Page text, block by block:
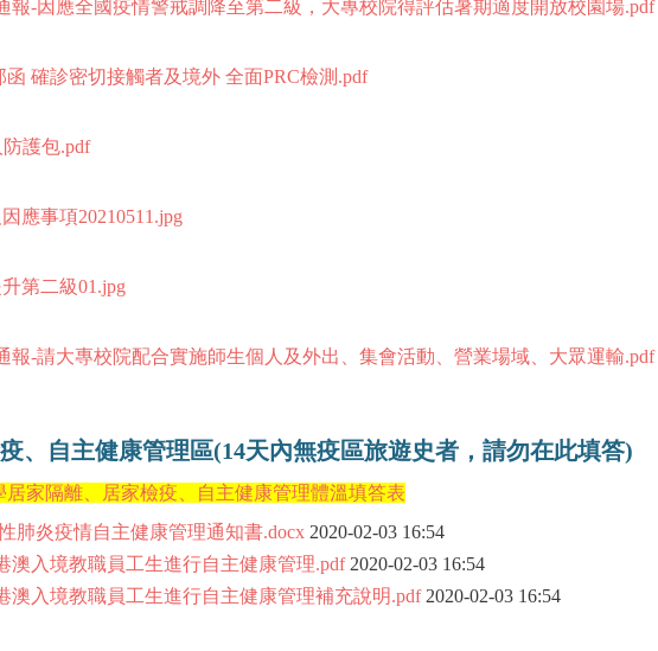
報-因應全國疫情警戒調降至第二級，大專校院得評估暑期適度開放校園場.pdf
函 確診密切接觸者及境外 全面PRC檢測.pdf
護包.pdf
應事項20210511.jpg
第二級01.jpg
報-請大專校院配合實施師生個人及外出、集會活動、營業場域、大眾運輸.pdf
、自主健康管理區(14天內無疫區旅遊史者，請勿在此填答)
居家隔離、居家檢疫、自主健康管理體溫填答表
肺炎疫情自主健康管理通知書.docx 2020-02-03 16:54
澳入境教職員工生進行自主健康管理.pdf2020-02-03 16:54
澳入境教職員工生進行自主健康管理補充說明.pdf2020-02-03 16:54